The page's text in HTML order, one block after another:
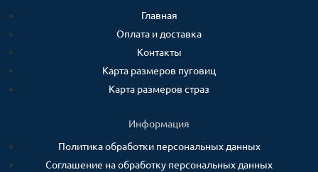
Главная
Оплата и доставка
Контакты
Карта размеров пуговиц
Карта размеров страз
Информация
Политика обработки персональных данных
Соглашение на обработку персональных данных